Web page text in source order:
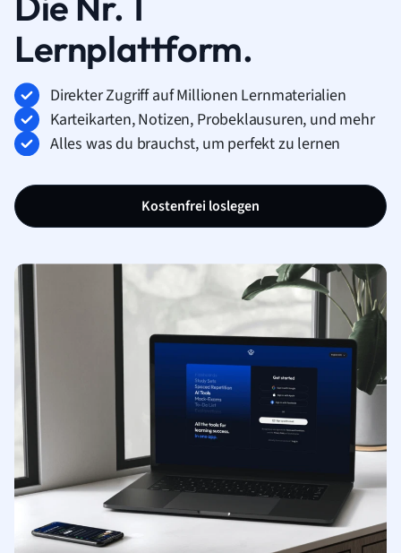
Lernplattform.
Direkter Zugriff auf Millionen Lernmaterialien
Karteikarten, Notizen, Probeklausuren, und mehr
Alles was du brauchst, um perfekt zu lernen
Kostenfrei loslegen